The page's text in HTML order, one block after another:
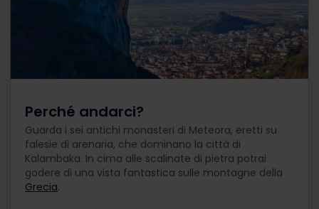
Perché andarci?
Guarda i sei antichi monasteri di Meteora, eretti su
falesie di arenaria, che dominano la città di
Kalambaka. In cima alle scalinate di pietra potrai
godere di una vista fantastica sulle montagne della
Grecia.